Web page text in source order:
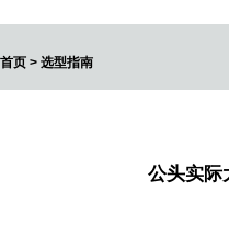
首页 > 选型指南
公头实际